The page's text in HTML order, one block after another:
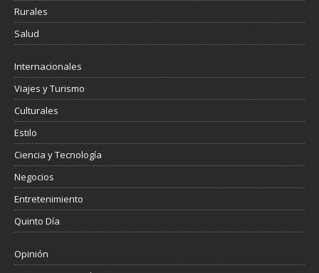
Rurales
Salud
Internacionales
Viajes y Turismo
Culturales
Estilo
Ciencia y Tecnología
Negocios
Entretenimiento
Quinto Día
Opinión